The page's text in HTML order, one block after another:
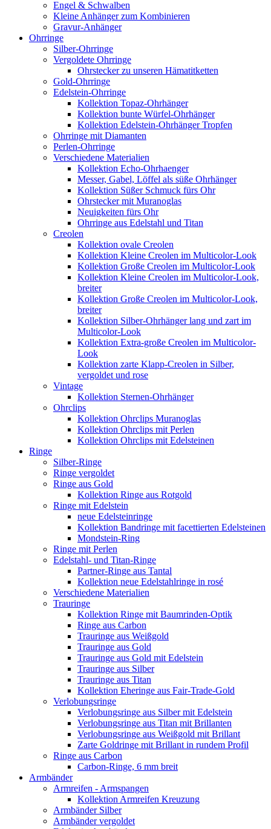
Engel & Schwalben
Kleine Anhänger zum Kombinieren
Gravur-Anhänger
Ohrringe
Silber-Ohrringe
Vergoldete Ohrringe
Ohrstecker zu unseren Hämatitketten
Gold-Ohrringe
Edelstein-Ohrringe
Kollektion Topaz-Ohrhänger
Kollektion bunte Würfel-Ohrhänger
Kollektion Edelstein-Ohrhänger Tropfen
Ohrringe mit Diamanten
Perlen-Ohrringe
Verschiedene Materialien
Kollektion Echo-Ohrhaenger
Messer, Gabel, Löffel als süße Ohrhänger
Kollektion Süßer Schmuck fürs Ohr
Ohrstecker mit Muranoglas
Neuigkeiten fürs Ohr
Ohrringe aus Edelstahl und Titan
Creolen
Kollektion ovale Creolen
Kollektion Kleine Creolen im Multicolor-Look
Kollektion Große Creolen im Multicolor-Look
Kollektion Kleine Creolen im Multicolor-Look,
breiter
Kollektion Große Creolen im Multicolor-Look,
breiter
Kollektion Silber-Ohrhänger lang und zart im
Multicolor-Look
Kollektion Extra-große Creolen im Multicolor-
Look
Kollektion zarte Klapp-Creolen in Silber,
vergoldet und rose
Vintage
Kollektion Sternen-Ohrhänger
Ohrclips
Kollektion Ohrclips Muranoglas
Kollektion Ohrclips mit Perlen
Kollektion Ohrclips mit Edelsteinen
Ringe
Silber-Ringe
Ringe vergoldet
Ringe aus Gold
Kollektion Ringe aus Rotgold
Ringe mit Edelstein
neue Edelsteinringe
Kollektion Bandringe mit facettierten Edelsteinen
Mondstein-Ring
Ringe mit Perlen
Edelstahl- und Titan-Ringe
Partner-Ringe aus Tantal
Kollektion neue Edelstahlringe in rosé
Verschiedene Materialien
Trauringe
Kollektion Ringe mit Baumrinden-Optik
Ringe aus Carbon
Trauringe aus Weißgold
Trauringe aus Gold
Trauringe aus Gold mit Edelstein
Trauringe aus Silber
Trauringe aus Titan
Kollektion Eheringe aus Fair-Trade-Gold
Verlobungsringe
Verlobungsringe aus Silber mit Edelstein
Verlobungsringe aus Titan mit Brillanten
Verlobungsringe aus Weißgold mit Brillant
Zarte Goldringe mit Brillant in rundem Profil
Ringe aus Carbon
Carbon-Ringe, 6 mm breit
Armbänder
Armreifen - Armspangen
Kollektion Armreifen Kreuzung
Armbänder Silber
Armbänder vergoldet